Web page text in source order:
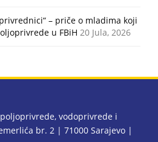
– priče o mladima koji
u FBiH 20 Jula, 2026
vodoprivrede i
br. 2 | 71000 Sarajevo |